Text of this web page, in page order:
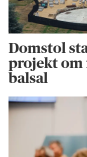
Domstol
projekt
balsal